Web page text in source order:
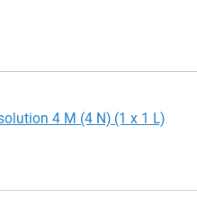
4 M (4 N) (1 x 1 L)